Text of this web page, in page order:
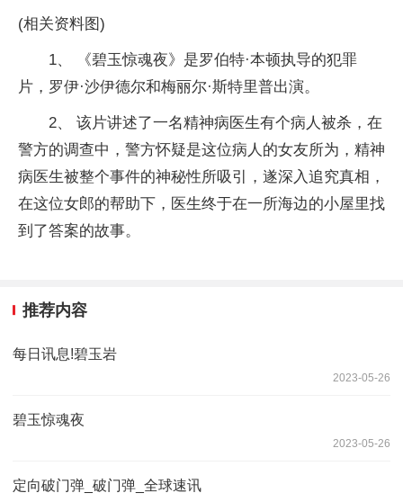
(相关资料图)
1、 《碧玉惊魂夜》是罗伯特·本顿执导的犯罪
片，罗伊·沙伊德尔和梅丽尔·斯特里普出演。
2、 该片讲述了一名精神病医生有个病人被杀，在
警方的调查中，警方怀疑是这位病人的女友所为，精神
病医生被整个事件的神秘性所吸引，遂深入追究真相，
在这位女郎的帮助下，医生终于在一所海边的小屋里找
到了答案的故事。
推荐内容
每日讯息!碧玉岩
2023-05-26
碧玉惊魂夜
2023-05-26
定向破门弹_破门弹_全球速讯